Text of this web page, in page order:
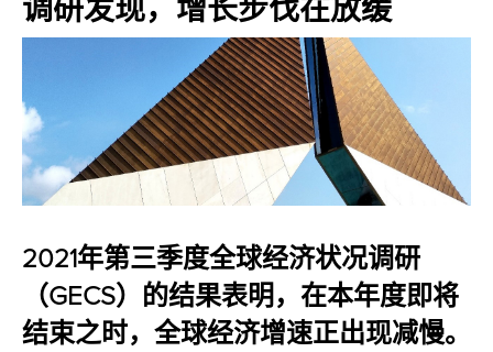
调研发现，增长步伐在放缓
2021年第三季度全球经济状况调研
（GECS）的结果表明，在本年度即将
结束之时，全球经济增速正出现减慢。